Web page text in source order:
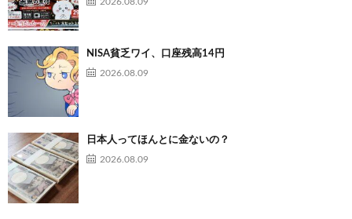
NISA貧乏ワイ、口座残高14円
2026.08.09
日本人ってほんとに金ないの？
2026.08.09